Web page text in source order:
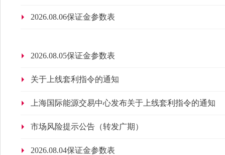
2026.08.06保证金参数表
2026.08.05保证金参数表
关于上线套利指令的通知
上海国际能源交易中心发布关于上线套利指令的通知
市场风险提示公告（转发广期）
2026.08.04保证金参数表